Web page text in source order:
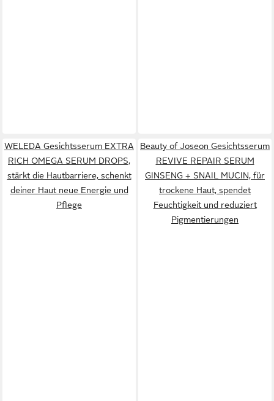
WELEDA Gesichtsserum EXTRA
RICH OMEGA SERUM DROPS,
stärkt die Hautbarriere, schenkt
deiner Haut neue Energie und
Pflege
Beauty of Joseon Gesichtsserum
REVIVE REPAIR SERUM
GINSENG + SNAIL MUCIN, für
trockene Haut, spendet
Feuchtigkeit und reduziert
Pigmentierungen